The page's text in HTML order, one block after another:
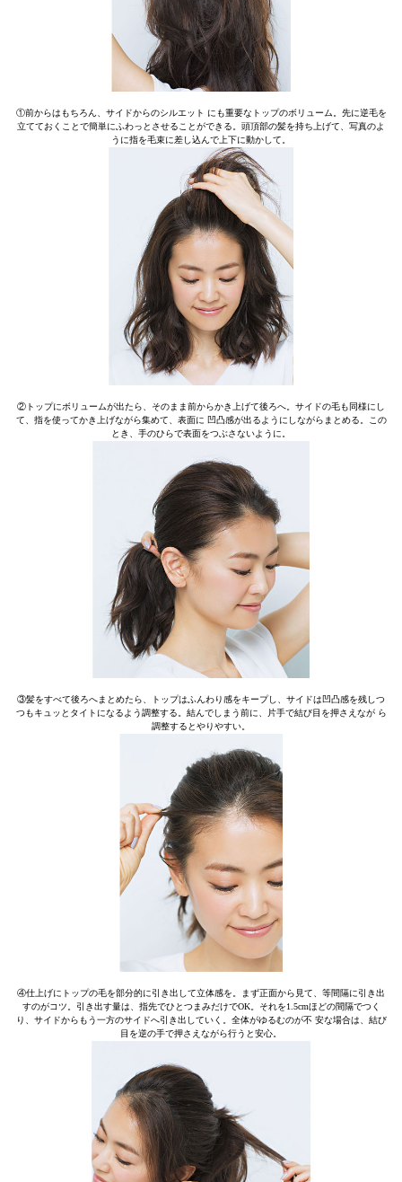
①前からはもちろん、サイドからのシルエット にも重要なトップのボリューム。先に逆毛を
立てておくことで簡単にふわっとさせることができる。頭頂部の髪を持ち上げて、写真のよ
うに指を毛束に差し込んで上下に動かして。
②トップにボリュームが出たら、そのまま前からかき上げて後ろへ。サイドの毛も同様にし
て、指を使ってかき上げながら集めて、表面に 凹凸感が出るようにしながらまとめる。この
とき、手のひらで表面をつぶさないように。
③髪をすべて後ろへまとめたら、トップはふんわり感をキープし、サイドは凹凸感を残しつ
つもキュッとタイトになるよう調整する。結んでしまう前に、片手で結び目を押さえなが ら
調整するとやりやすい。
④仕上げにトップの毛を部分的に引き出して立体感を。まず正面から見て、等間隔に引き出
すのがコツ。引き出す量は、指先でひとつまみだけでOK。それを1.5cmほどの間隔でつく
り、サイドからもう一方のサイドへ引き出していく。全体がゆるむのが不 安な場合は、結び
目を逆の手で押さえながら行うと安心。